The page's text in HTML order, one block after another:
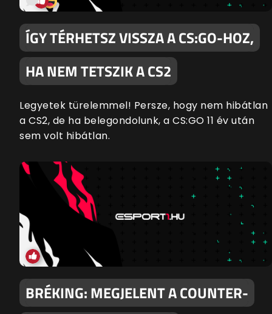
ÍGY TÉRHETSZ VISSZA A CS:GO-HOZ,
HA NEM TETSZIK A CS2
Legyetek türelemmel! Persze, hogy nem hibátlan
a CS2, de ha belegondolunk, a CS:GO 11 év után
sem volt hibátlan.
BRÉKING: MEGJELENT A COUNTER-